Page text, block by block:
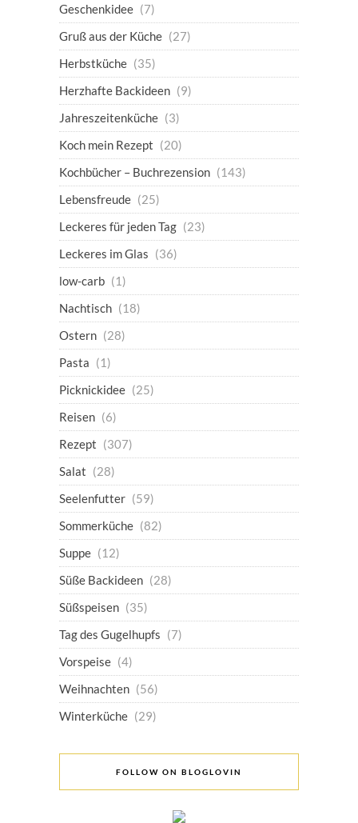
Geschenkidee (7)
Gruß aus der Küche (27)
Herbstküche (35)
Herzhafte Backideen (9)
Jahreszeitenküche (3)
Koch mein Rezept (20)
Kochbücher – Buchrezension (143)
Lebensfreude (25)
Leckeres für jeden Tag (23)
Leckeres im Glas (36)
low-carb (1)
Nachtisch (18)
Ostern (28)
Pasta (1)
Picknickidee (25)
Reisen (6)
Rezept (307)
Salat (28)
Seelenfutter (59)
Sommerküche (82)
Suppe (12)
Süße Backideen (28)
Süßspeisen (35)
Tag des Gugelhupfs (7)
Vorspeise (4)
Weihnachten (56)
Winterküche (29)
FOLLOW ON BLOGLOVIN